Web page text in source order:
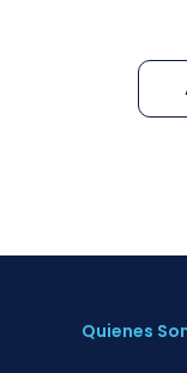
Quienes